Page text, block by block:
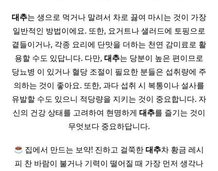
대추는 생으로 먹거나 말려서 차로 끓여 마시는 것이 가장
일반적인 방법이에요. 또한, 요거트나 샐러드에 토핑으로
곁들이거나, 각종 요리에 단맛을 더하는 천연 감미료로 활
용할 수도 있답니다. 다만, 대추는 당분이 높은 편이므로
당뇨병 이 있거나 혈당 조절이 필요한 분들은 섭취량에 주
의하는 것이 좋아요. 또한, 과다 섭취 시 복통이나 설사를
유발할 수도 있으니 적당량을 지키는 것이 중요합니다. 자
신의 건강 상태를 고려하여 현명하게 대추를 즐기는 것이
무엇보다 중요하답니다.
집에서 만드는 보약! 진하고 걸쭉한대추차 황금 레시
피 찬 바람이 불거나 기력이 떨어질 때 가장 먼저 생각나